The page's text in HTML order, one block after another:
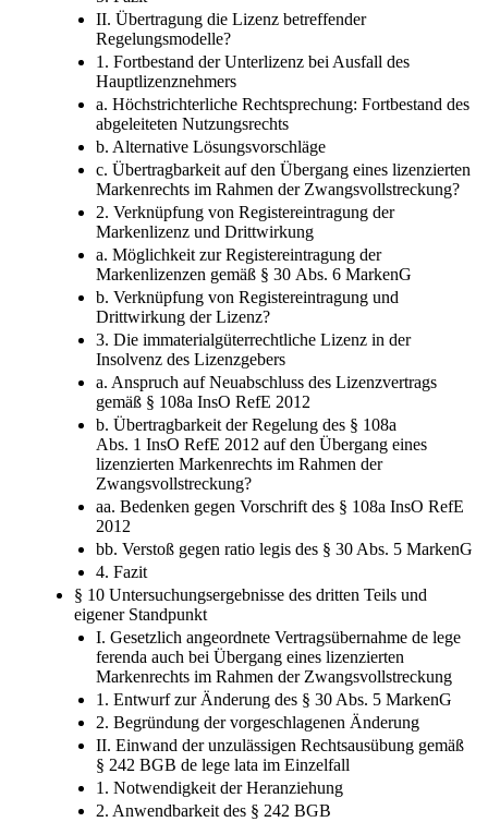
II. Übertragung die Lizenz betreffender
Regelungsmodelle?
1. Fortbestand der Unterlizenz bei Ausfall des
Hauptlizenznehmers
a. Höchstrichterliche Rechtsprechung: Fortbestand des
abgeleiteten Nutzungsrechts
b. Alternative Lösungsvorschläge
c. Übertragbarkeit auf den Übergang eines lizenzierten
Markenrechts im Rahmen der Zwangsvollstreckung?
2. Verknüpfung von Registereintragung der
Markenlizenz und Drittwirkung
a. Möglichkeit zur Registereintragung der
Markenlizenzen gemäß § 30 Abs. 6 MarkenG
b. Verknüpfung von Registereintragung und
Drittwirkung der Lizenz?
3. Die immaterialgüterrechtliche Lizenz in der
Insolvenz des Lizenzgebers
a. Anspruch auf Neuabschluss des Lizenzvertrags
gemäß § 108a InsO RefE 2012
b. Übertragbarkeit der Regelung des § 108a
Abs. 1 InsO RefE 2012 auf den Übergang eines
lizenzierten Markenrechts im Rahmen der
Zwangsvollstreckung?
aa. Bedenken gegen Vorschrift des § 108a InsO RefE
2012
bb. Verstoß gegen ratio legis des § 30 Abs. 5 MarkenG
4. Fazit
§ 10 Untersuchungsergebnisse des dritten Teils und
eigener Standpunkt
I. Gesetzlich angeordnete Vertragsübernahme de lege
ferenda auch bei Übergang eines lizenzierten
Markenrechts im Rahmen der Zwangsvollstreckung
1. Entwurf zur Änderung des § 30 Abs. 5 MarkenG
2. Begründung der vorgeschlagenen Änderung
II. Einwand der unzulässigen Rechtsausübung gemäß
§ 242 BGB de lege lata im Einzelfall
1. Notwendigkeit der Heranziehung
2. Anwendbarkeit des § 242 BGB